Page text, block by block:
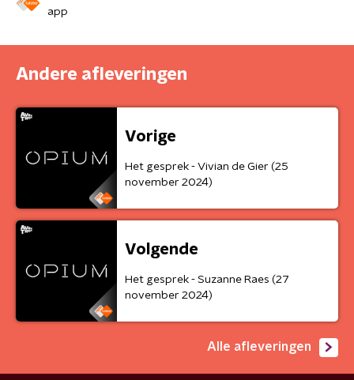
app
Andere afleveringen
Vorige
Het gesprek - Vivian de Gier (25
november 2024)
Volgende
Het gesprek - Suzanne Raes (27
november 2024)
Alle afleveringen